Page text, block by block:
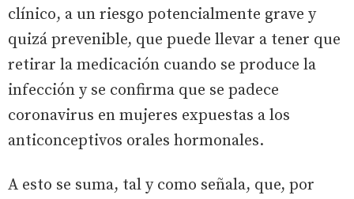
clínico, a un riesgo potencialmente grave y
quizá prevenible, que puede llevar a tener que
retirar la medicación cuando se produce la
infección y se confirma que se padece
coronavirus en mujeres expuestas a los
anticonceptivos orales hormonales.
A esto se suma, tal y como señala, que, por